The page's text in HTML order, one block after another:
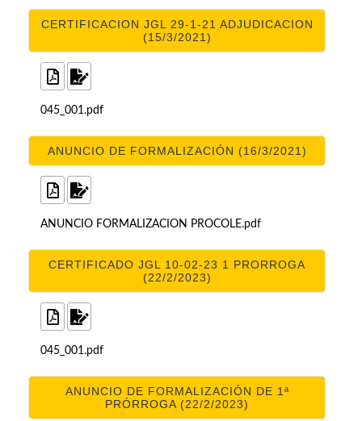
CERTIFICACION JGL 29-1-21 ADJUDICACION
(15/3/2021)
045_001.pdf
ANUNCIO DE FORMALIZACIÓN (16/3/2021)
ANUNCIO FORMALIZACION PROCOLE.pdf
CERTIFICADO JGL 10-02-23 1 PRORROGA
(22/2/2023)
045_001.pdf
ANUNCIO DE FORMALIZACIÓN DE 1ª
PRÓRROGA (22/2/2023)